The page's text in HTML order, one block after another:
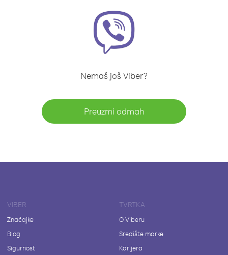
Nemaš još Viber?
Preuzmi odmah
VIBER
Značajke
Blog
Sigurnost
TVRTKA
O Viberu
Središte marke
Karijera